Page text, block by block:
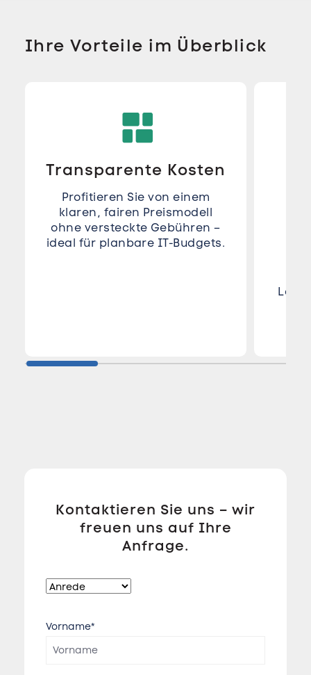
Ihre Vorteile im Überblick
Transparente Kosten
Profitieren Sie von einem
klaren, fairen Preismodell
ohne versteckte Gebühren –
ideal für planbare IT-Budgets.
Kontaktieren Sie uns – wir
freuen uns auf Ihre
Anfrage.
Vorname*